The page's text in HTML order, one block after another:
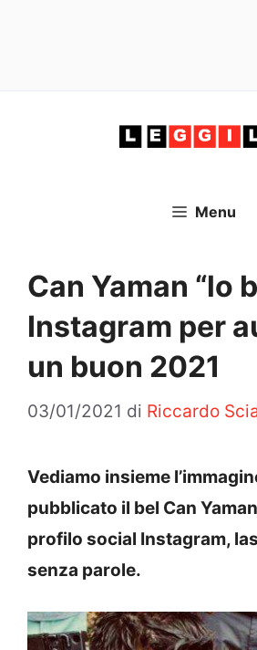
Menu
Can Yaman “lo
Instagram per
un buon 2021
03/01/2021 di Riccardo
Vediamo insieme
pubblicato il bel Can
profilo social Instagram,
senza parole.